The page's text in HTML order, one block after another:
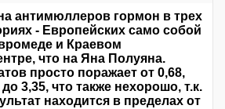
антимюллеров гормон в трех
- Европейских само собой
и Краевом
что на Яна Полуяна.
просто поражает от 0,68,
3,35, что также нехорошо, т.к.
находится в пределах от